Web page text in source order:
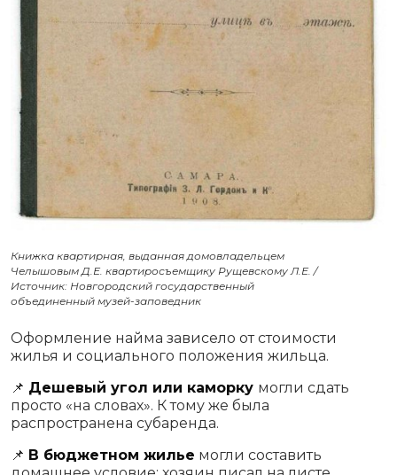
Книжка квартирная, выданная домовладельцем
Челышовым Д.Е. квартиросъемщику Рущевскому Л.Е. /
Источник: Новгородский государственный
объединенный музей-заповедник
Оформление найма зависело от стоимости
жилья и социального положения жильца.
📌 Дешевый угол или каморку могли сдать
просто «на словах». К тому же была
распространена субаренда.
📌 В бюджетном жилье могли составить